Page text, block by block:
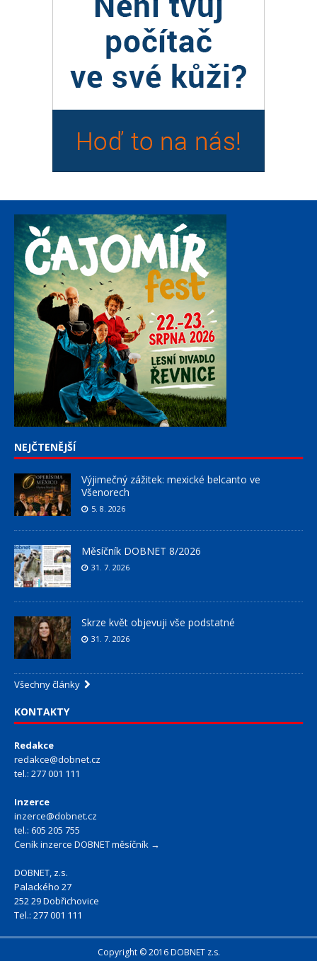
NEJČTENĚJŠÍ
Výjimečný zážitek: mexické belcanto ve
Všenorech
5. 8. 2026
Měsíčník DOBNET 8/2026
31. 7. 2026
Skrze květ objevuji vše podstatné
31. 7. 2026
Všechny články
KONTAKTY
Redakce
redakce@dobnet.cz
tel.: 277 001 111
Inzerce
inzerce@dobnet.cz
tel.: 605 205 755
Ceník inzerce DOBNET měsíčník →
DOBNET, z.s.
Palackého 27
252 29 Dobřichovice
Tel.: 277 001 111
Copyright © 2016 DOBNET z.s.